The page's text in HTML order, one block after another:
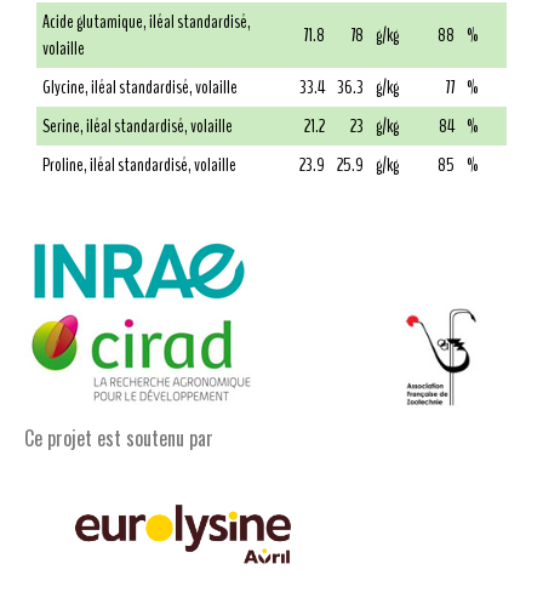
Acide glutamique, iléal standardisé,
volaille
71.8 78 g/kg 88 %
Glycine, iléal standardisé, volaille
33.4 36.3 g/kg 77 %
Serine, iléal standardisé, volaille
21.2 23 g/kg 84 %
Proline, iléal standardisé, volaille
23.9 25.9 g/kg 85 %
Ce projet est soutenu par